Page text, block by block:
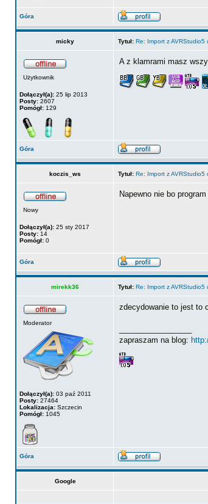
Góra
micky Tytuł: Re: Import z AVRStudio5
Użytkownik
Dołączył(a): 25 lip 2013
Posty: 2607
Pomógł: 129
A z klamrami masz
Góra
koczis_ws Tytuł: Re: Import z AVRStudio5
Nowy
Dołączył(a): 25 sty 2017
Posty: 14
Pomógł: 0
Napewno nie bo
Góra
mirekk36 Tytuł: Re: Import z AVRStudio5
Moderator
Dołączył(a): 03 paź 2011
Posty: 27464
Lokalizacja: Szczecin
Pomógł: 1045
zdecydowanie to jest to
zapraszam na blog:
Góra
Google